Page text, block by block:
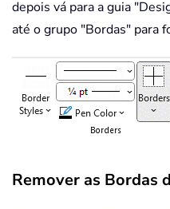
depois vá para a guia
até o grupo "Bordas" para
Remover as Bordas